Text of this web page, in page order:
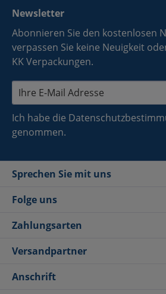
Newsletter
Abonnieren Sie den kostenlosen
verpassen Sie keine Neuigkeit
KK Verpackungen.
Ich habe die
genommen.
Sprechen Sie mit uns
Folge uns
Zahlungsarten
Versandpartner
Anschrift